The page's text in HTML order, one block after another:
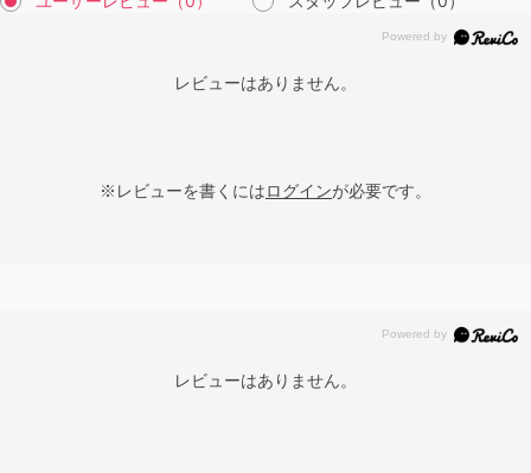
レビューはありません。
※レビューを書くにはログインが必要です。
レビューはありません。